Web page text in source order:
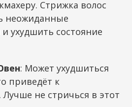
Стрижка волос
неожиданные
ухудшить состояние
: Может ухудшиться
приведёт к
не стричься в этот